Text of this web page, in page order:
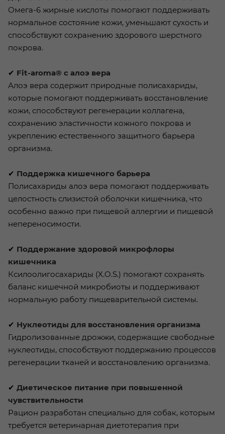
Омега-6 жирные кислоты помогают поддерживать
нормальное состояние кожи, уменьшают сухость и
способствуют сохранению здорового шерстного
покрова.
✔ Fit-aroma® с алоэ вера
Алоэ вера содержит природные полисахариды,
которые помогают поддерживать восстановление
кожи, способствуют регенерации коллагена,
сохранению эластичности кожного покрова и
укреплению естественного защитного барьера
организма.
✔ Поддержка кишечного барьера
Полисахариды алоэ вера помогают поддерживать
целостность слизистой оболочки кишечника, что
особенно важно при пищевой аллергии и пищевой
непереносимости.
✔ Поддержание здоровой микрофлоры
кишечника
Ксилоолигосахариды (X.O.S.) помогают сохранять
баланс кишечной микробиоты и поддерживают
нормальную работу пищеварительной системы.
✔ Нуклеотиды для восстановления организма
Гидролизованные дрожжи, содержащие свободные
нуклеотиды, способствуют поддержанию процессов
регенерации тканей и восстановлению организма.
✔ Диетическое питание при повышенной
чувствительности
Рацион разработан специально для собак, которым
требуется ветеринарная диетотерапия при